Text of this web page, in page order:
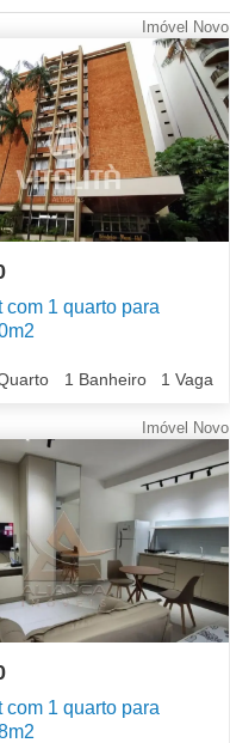
Imóvel Novo
com 1 quarto para
1 Banheiro 1 Vaga
Imóvel Novo
com 1 quarto para